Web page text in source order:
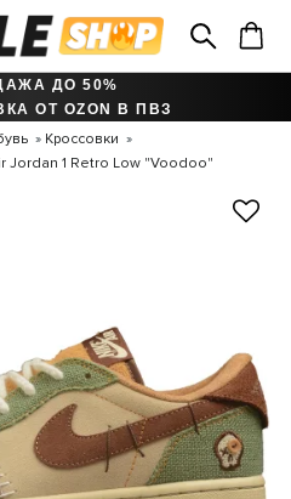
ДО 50%
ОТ OZON В ПВЗ
Кроссовки
Jordan 1 Retro Low "Voodoo"